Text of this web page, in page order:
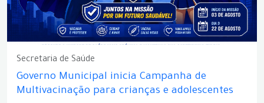
Secretaria de Saúde
Governo Municipal inicia Campanha de
Multivacinação para crianças e adolescentes